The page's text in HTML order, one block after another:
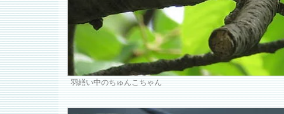
羽繕い中のちゅんこちゃん